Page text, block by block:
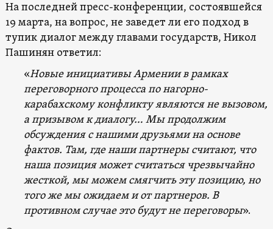
На последней пресс-конференции, состоявшейся
19 марта, на вопрос, не заведет ли его подход в
тупик диалог между главами государств, Никол
Пашинян ответил:
«Новые инициативы Армении в рамках
переговорного процесса по нагорно-
карабахскому конфликту являются не вызовом,
а призывом к диалогу… Мы продолжим
обсуждения с нашими друзьями на основе
фактов. Там, где наши партнеры считают, что
наша позиция может считаться чрезвычайно
жесткой, мы можем смягчить эту позицию, но
того же мы ожидаем и от партнеров. В
противном случае это будут не переговоры».